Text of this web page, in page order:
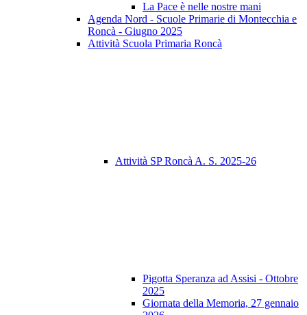
La Pace è nelle nostre mani
Agenda Nord - Scuole Primarie di Montecchia e
Roncà - Giugno 2025
Attività Scuola Primaria Roncà
Attività SP Roncà A. S. 2025-26
Pigotta Speranza ad Assisi - Ottobre
2025
Giornata della Memoria, 27 gennaio